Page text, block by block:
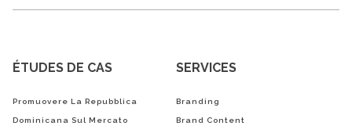
ÉTUDES DE CAS
Promuovere La Repubblica
Dominicana Sul Mercato
SERVICES
Branding
Brand Content